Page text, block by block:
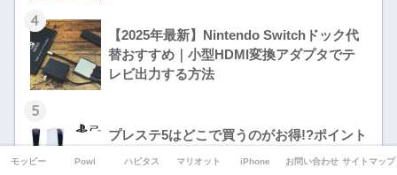
4
【2025年最新】Nintendo Switchドック代
替おすすめ｜小型HDMI変換アダプタでテ
レビ出力する方法
5
プレステ5はどこで買うのがお得!?ポイント
還元率の調査結果を公開
モッピー Powl ハピタス マリオット iPhone お問い合わせ サイトマップ